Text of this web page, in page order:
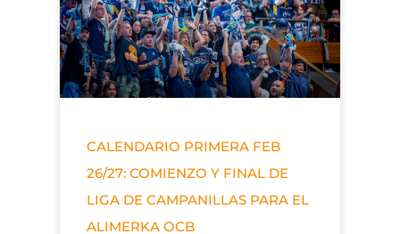
CALENDARIO PRIMERA FEB
26/27: COMIENZO Y FINAL DE
LIGA DE CAMPANILLAS PARA EL
ALIMERKA OCB